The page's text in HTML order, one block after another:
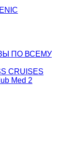
ПО ВСЕМУ
CRUISES
Med 2